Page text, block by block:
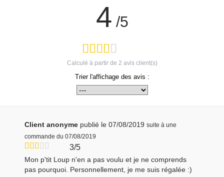
4 /5
Calculé à partir de 2 avis client(s)
Trier l'affichage des avis :
Client anonyme publié le 07/08/2019 suite à une
commande du 07/08/2019
3/5
Mon p'tit Loup n'en a pas voulu et je ne comprends
pas pourquoi. Personnellement, je me suis régalée :)